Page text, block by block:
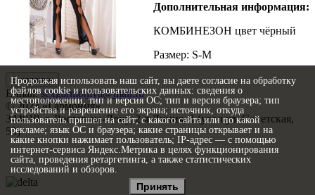
Дополнительная информация:
КОМБИНЕЗОН цвет чёрный
Размер: S-M
В корзину
E-mail:sexgarmoniya@mail.ru
© 2023 «Гармония»
344019, г.Ростов-на-Дону,2-я Линия, 1 (угол ул. Советская,
53)
Политика конфиденциальности
Согласие на обработку персональных данных
Статьи
Продолжая использовать наш сайт, вы даете согласие на обработку
файлов cookie и пользовательских данных: сведения о
местоположении; тип и версия ОС; тип и версия браузера; тип
устройства и разрешение его экрана; источник, откуда
пользователь пришел на сайт; с какого сайта или по какой
рекламе; язык ОС и браузера; какие страницы открывает и на
какие кнопки нажимает пользователь; IP-адрес — с помощью
интернет-сервиса Яндекс.Метрика в целях функционирования
сайта, проведения ретаргетинга, а также статистических
исследований и обзоров.
Принять